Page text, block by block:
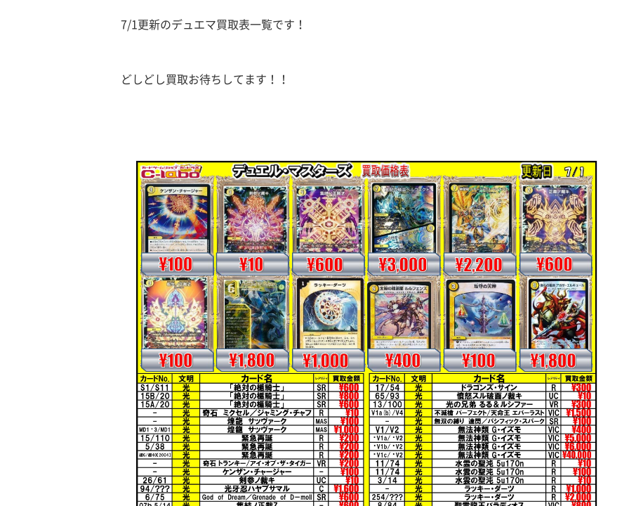
7/1更新のデュエマ買取表一覧です！
どしどし買取お待ちしてます！！